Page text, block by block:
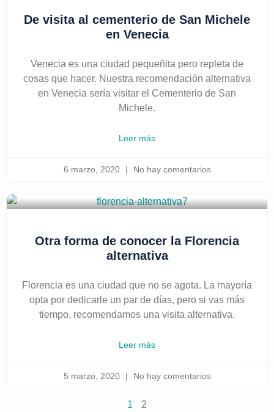
De visita al cementerio de San Michele
en Venecia
Venecia es una ciudad pequeñita pero repleta de
cosas que hacer. Nuestra recomendación alternativa
en Venecia sería visitar el Cementerio de San
Michele.
Leer más
6 marzo, 2020 No hay comentarios
Otra forma de conocer la Florencia
alternativa
Florencia es una ciudad que no se agota. La mayoría
opta por dedicarle un par de días, pero si vas más
tiempo, recomendamos una visita alternativa.
Leer más
5 marzo, 2020 No hay comentarios
1 2